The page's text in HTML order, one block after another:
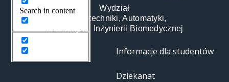
Search in content
Wydział
Elektrotechniki, Automatyki,
Informatyki i Inżynierii Biomedycznej
Informacje dla studentów
Dziekanat